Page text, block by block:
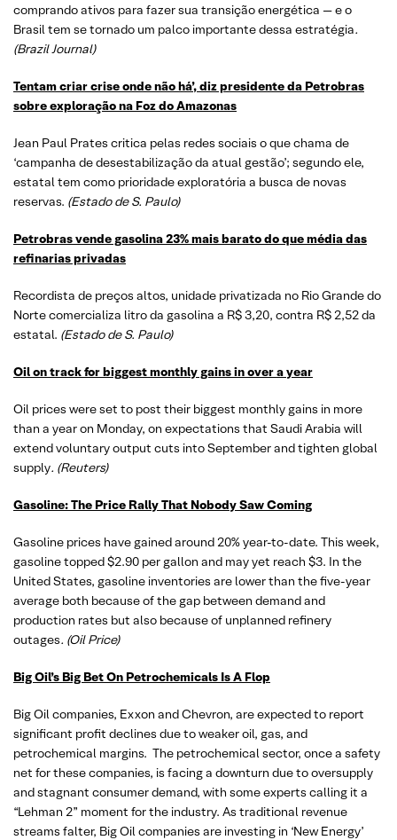
comprando ativos para fazer sua transição energética — e o
Brasil tem se tornado um palco importante dessa estratégia.
(Brazil Journal)
Tentam criar crise onde não há’, diz presidente da Petrobras
sobre exploração na Foz do Amazonas
Jean Paul Prates critica pelas redes sociais o que chama de
‘campanha de desestabilização da atual gestão’; segundo ele,
estatal tem como prioridade exploratória a busca de novas
reservas. (Estado de S. Paulo)
Petrobras vende gasolina 23% mais barato do que média das
refinarias privadas
Recordista de preços altos, unidade privatizada no Rio Grande do
Norte comercializa litro da gasolina a R$ 3,20, contra R$ 2,52 da
estatal. (Estado de S. Paulo)
Oil on track for biggest monthly gains in over a year
Oil prices were set to post their biggest monthly gains in more
than a year on Monday, on expectations that Saudi Arabia will
extend voluntary output cuts into September and tighten global
supply. (Reuters)
Gasoline: The Price Rally That Nobody Saw Coming
Gasoline prices have gained around 20% year-to-date. This week,
gasoline topped $2.90 per gallon and may yet reach $3. In the
United States, gasoline inventories are lower than the five-year
average both because of the gap between demand and
production rates but also because of unplanned refinery
outages. (Oil Price)
Big Oil’s Big Bet On Petrochemicals Is A Flop
Big Oil companies, Exxon and Chevron, are expected to report
significant profit declines due to weaker oil, gas, and
petrochemical margins. The petrochemical sector, once a safety
net for these companies, is facing a downturn due to oversupply
and stagnant consumer demand, with some experts calling it a
“Lehman 2” moment for the industry. As traditional revenue
streams falter, Big Oil companies are investing in ‘New Energy’